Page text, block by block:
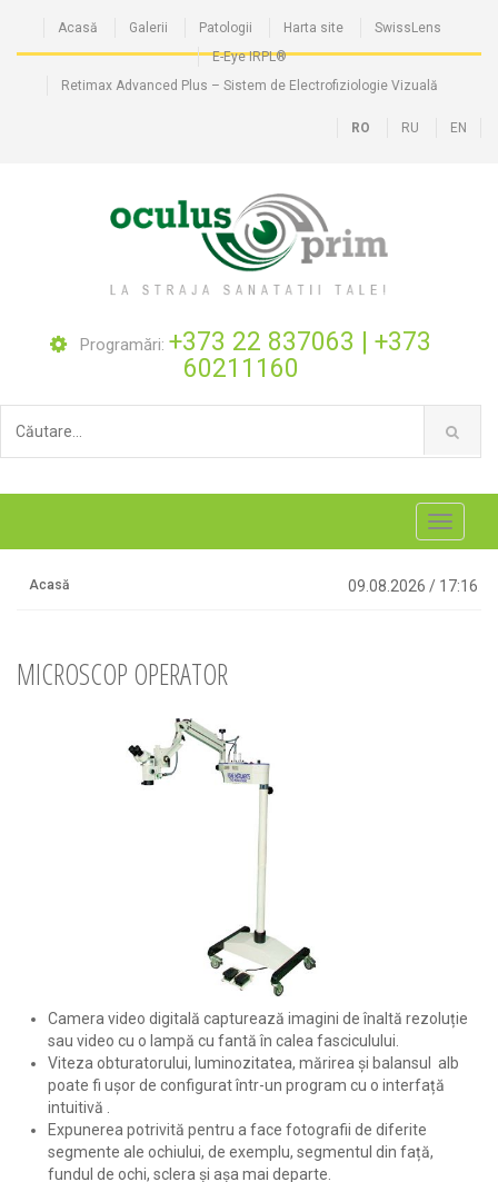
Acasă Galerii Patologii Harta site
SwissLens
E-Eye IRPL®
Retimax Advanced Plus – Sistem de Electrofiziologie Vizuală
RO RU EN
Programări: +373 22 837063 | +373
60211160
Toggle
Acasă 09.08.2026 / 17:16
MICROSCOP OPERATOR
Camera video digitală capturează imagini de înaltă rezoluție
sau video cu o lampă cu fantă în calea fasciculului.
Viteza obturatorului, luminozitatea, mărirea și balansul alb
poate fi ușor de configurat într-un program cu o interfață
intuitivă .
Expunerea potrivită pentru a face fotografii de diferite
segmente ale ochiului, de exemplu, segmentul din față,
fundul de ochi, sclera și așa mai departe.